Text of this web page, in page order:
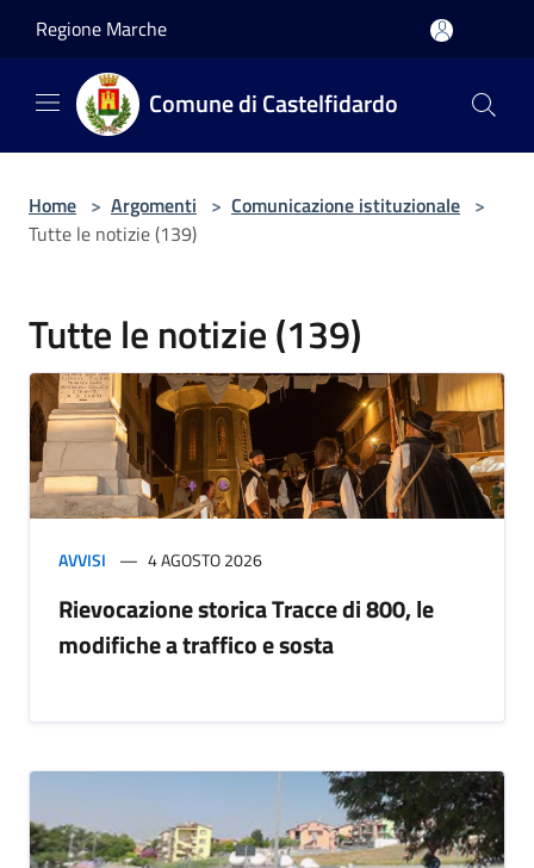
Regione Marche
Comune di Castelfidardo
Home > Argomenti > Comunicazione istituzionale >
Tutte le notizie (139)
Tutte le notizie (139)
AVVISI 4 AGOSTO 2026
Rievocazione storica Tracce di 800, le
modifiche a traffico e sosta